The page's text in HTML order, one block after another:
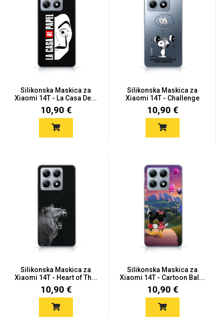
Silikonska Maskica za
Xiaomi 14T - La Casa De...
10,90 €
Silikonska Maskica za
Xiaomi 14T - Challenge
10,90 €
Silikonska Maskica za
Xiaomi 14T - Heart of Th...
10,90 €
Silikonska Maskica za
Xiaomi 14T - Cartoon Bal...
10,90 €